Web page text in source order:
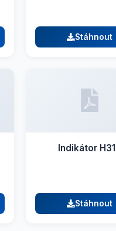
Stáhnout
Indikátor
Stáhnout